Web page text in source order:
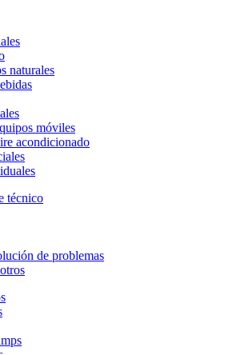
naturales
móviles
acondicionado
técnico
de problemas